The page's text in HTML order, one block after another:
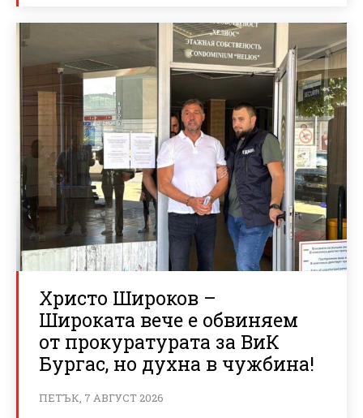
Христо Широков –
Широката вече е обвиняем
от прокуратурата за ВиК
Бургас, но духна в чужбина!
ПЕТЪК, 7 АВГУСТ 2026